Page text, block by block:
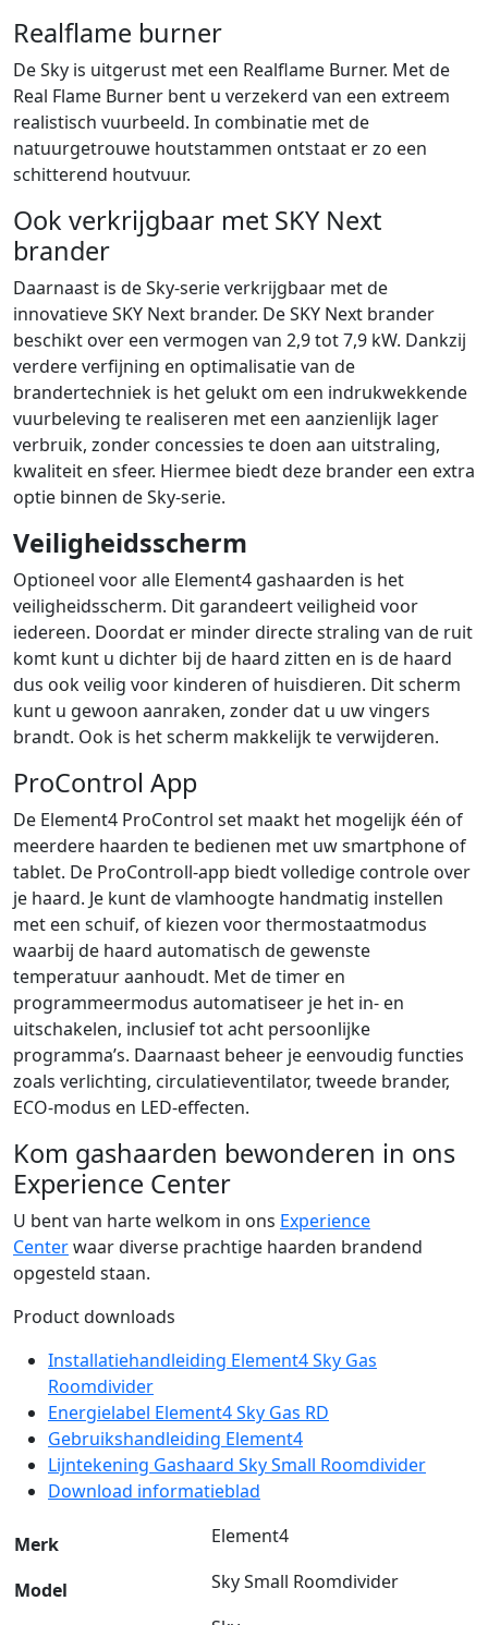
Realflame burner
De Sky is uitgerust met een Realflame Burner. Met de
Real Flame Burner bent u verzekerd van een extreem
realistisch vuurbeeld. In combinatie met de
natuurgetrouwe houtstammen ontstaat er zo een
schitterend houtvuur.
Ook verkrijgbaar met SKY Next
brander
Daarnaast is de Sky-serie verkrijgbaar met de
innovatieve SKY Next brander. De SKY Next brander
beschikt over een vermogen van 2,9 tot 7,9 kW. Dankzij
verdere verfijning en optimalisatie van de
brandertechniek is het gelukt om een indrukwekkende
vuurbeleving te realiseren met een aanzienlijk lager
verbruik, zonder concessies te doen aan uitstraling,
kwaliteit en sfeer. Hiermee biedt deze brander een extra
optie binnen de Sky-serie.
Veiligheidsscherm
Optioneel voor alle Element4 gashaarden is het
veiligheidsscherm. Dit garandeert veiligheid voor
iedereen. Doordat er minder directe straling van de ruit
komt kunt u dichter bij de haard zitten en is de haard
dus ook veilig voor kinderen of huisdieren. Dit scherm
kunt u gewoon aanraken, zonder dat u uw vingers
brandt. Ook is het scherm makkelijk te verwijderen.
ProControl App
De Element4 ProControl set maakt het mogelijk één of
meerdere haarden te bedienen met uw smartphone of
tablet. De ProControll-app biedt volledige controle over
je haard. Je kunt de vlamhoogte handmatig instellen
met een schuif, of kiezen voor thermostaatmodus
waarbij de haard automatisch de gewenste
temperatuur aanhoudt. Met de timer en
programmeermodus automatiseer je het in- en
uitschakelen, inclusief tot acht persoonlijke
programma’s. Daarnaast beheer je eenvoudig functies
zoals verlichting, circulatieventilator, tweede brander,
ECO-modus en LED-effecten.
Kom gashaarden bewonderen in ons
Experience Center
U bent van harte welkom in ons Experience
Centerwaar diverse prachtige haarden brandend
opgesteld staan.
Product downloads
Installatiehandleiding Element4 Sky Gas
Roomdivider
Energielabel Element4 Sky Gas RD
Gebruikshandleiding Element4
Lijntekening Gashaard Sky Small Roomdivider
Download informatieblad
Merk Element4
Model Sky Small Roomdivider